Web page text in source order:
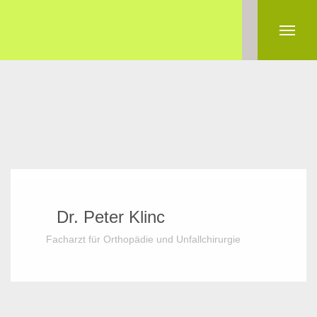
Dr. Peter Klinc
Facharzt für Orthopädie und Unfallchirurgie